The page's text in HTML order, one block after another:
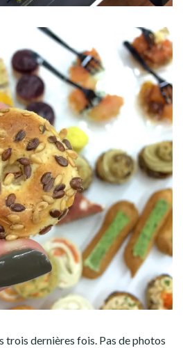
trois dernières fois. Pas de photos